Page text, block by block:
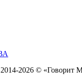
2026 © «Говорит